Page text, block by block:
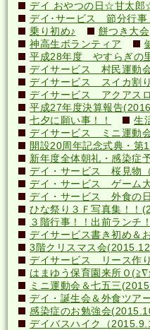
デイ おやつの日☆甘太郎
デイ･サービス 節分行事
乗り初め♪
餅つき大会
神高生ボランティア
平成28年度 やすらぎの
デイサービス 村民運動会
デイサービス スイカ割り
デイサービス アクアス
平成27年度決算報告
七夕に願い事！！
生
デイサービス ミニ運動
開設20周年記念式典・第
新年度全体朝礼・感染症
デイ・サービス 桜見物
デイ・サービス ゲーム
デイ・サービス 外食の
ひな祭り３Ｆ写真集！！
３階行事！！出前ランチ
デイサービス書き初め＆
3階クリスマス会
デイサービス リース作
はまゆう保育園来所Ｏ
ミニ運動会＆七五三
デイ・誕生会＆外食ツア
感染症のお勉強会
デイバスハイク（